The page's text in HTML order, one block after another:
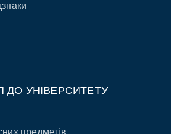
ДО УНІВЕРСИТЕТУ